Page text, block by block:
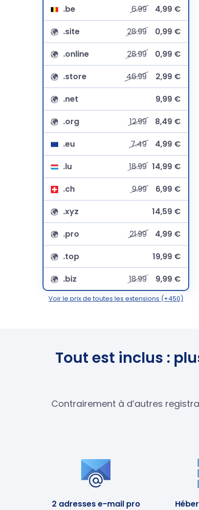
.be
6.99
4,99 €
.site
28.99
0,99 €
.online
28.99
0,99 €
.store
46.99
2,99 €
.net
9,99 €
.org
12.99
8,49 €
.eu
7.49
4,99 €
.lu
18.99 14,99 €
.ch
9.99
6,99 €
.xyz
14,59 €
.pro
21.99
4,99 €
.top
19,99 €
.biz
18.99 9,99 €
Voir le prix de toutes les extensions (+450)
Tout est inclus :
Contrairement à d’autres
2 adresses e-mail pro